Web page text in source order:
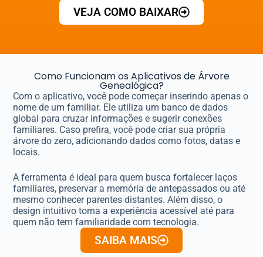
VEJA COMO BAIXAR
Como Funcionam os Aplicativos de Árvore
Genealógica?
Com o aplicativo, você pode começar inserindo apenas o
nome de um familiar. Ele utiliza um banco de dados
global para cruzar informações e sugerir conexões
familiares. Caso prefira, você pode criar sua própria
árvore do zero, adicionando dados como fotos, datas e
locais.
A ferramenta é ideal para quem busca fortalecer laços
familiares, preservar a memória de antepassados ou até
mesmo conhecer parentes distantes. Além disso, o
design intuitivo torna a experiência acessível até para
quem não tem familiaridade com tecnologia.
SAIBA MAIS